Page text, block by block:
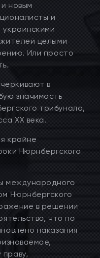
новым
и
целыми
Или просто
в
значимость
трибунала,
XX века.
крайне
Нюрнбергского
международного
Нюрнбергского
в решении
что по
наказания